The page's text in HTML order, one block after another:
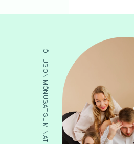
ÕHUS ON MÕNUSAT SUMINAT